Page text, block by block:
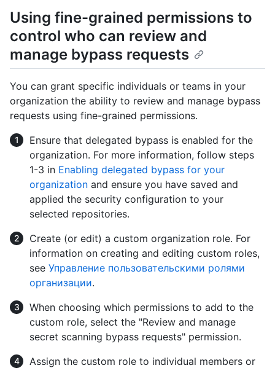
Using fine-grained permissions to
control who can review and
manage bypass requests
You can grant specific individuals or teams in your
organization the ability to review and manage bypass
requests using fine-grained permissions.
Ensure that delegated bypass is enabled for the
organization. For more information, follow steps
1-3 in Enabling delegated bypass for your
organization and ensure you have saved and
applied the security configuration to your
selected repositories.
Create (or edit) a custom organization role. For
information on creating and editing custom roles,
see Управление пользовательскими ролями
организации.
When choosing which permissions to add to the
custom role, select the "Review and manage
secret scanning bypass requests" permission.
Assign the custom role to individual members or